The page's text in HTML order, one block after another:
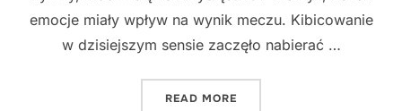
emocje miały wpływ na wynik meczu. Kibicowanie
w dzisiejszym sensie zaczęło nabierać …
READ MORE